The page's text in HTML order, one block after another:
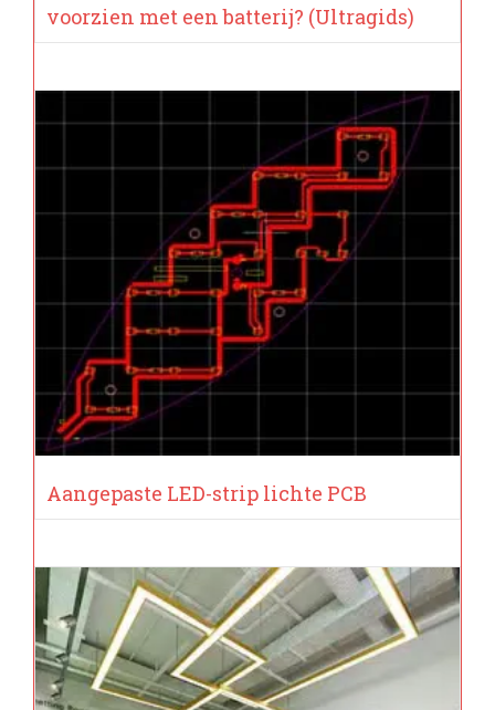
voorzien met een batterij? (Ultragids)
Aangepaste LED-strip lichte PCB